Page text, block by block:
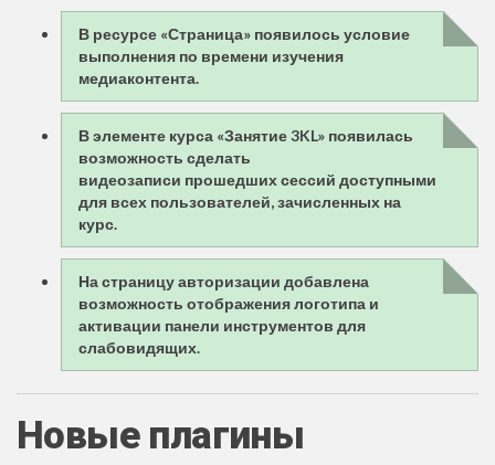
В ресурсе «Страница» появилось условие
выполнения по времени изучения
медиаконтента.
В элементе курса «Занятие 3KL» появилась
возможность сделать
видеозаписи прошедших сессий доступными
для всех пользователей, зачисленных на
курс.
На страницу авторизации добавлена
возможность отображения логотипа и
активации панели инструментов для
слабовидящих.
Новые плагины